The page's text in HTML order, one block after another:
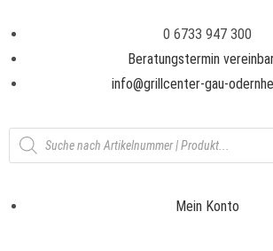
0 6733 947 300
Beratungstermin
info@grillcenter-gau-
Mein Konto